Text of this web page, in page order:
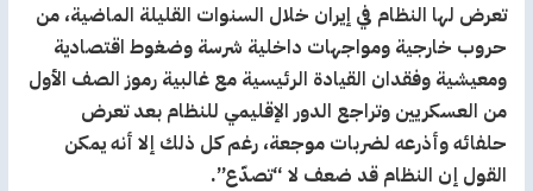
تعرض لها النظام في إيران خلال السنوات القليلة الماضية، من
حروب خارجية ومواجهات داخلية شرسة وضغوط اقتصادية
ومعيشية وفقدان القيادة الرئيسية مع غالبية رموز الصف الأول
من العسكريين وتراجع الدور الإقليمي للنظام بعد تعرض
حلفائه وأذرعه لضربات موجعة، رغم كل ذلك إلا أنه يمكن
القول إن النظام قد ضعف لا “تصدّع”.